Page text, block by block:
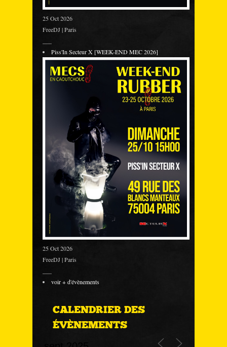
25 Oct 2026
FreeDJ | Paris
Piss'In Secteur X [WEEK-END MEC 2026]
25 Oct 2026
FreeDJ | Paris
voir + d'évènements
CALENDRIER DES
ÉVÈNEMENTS